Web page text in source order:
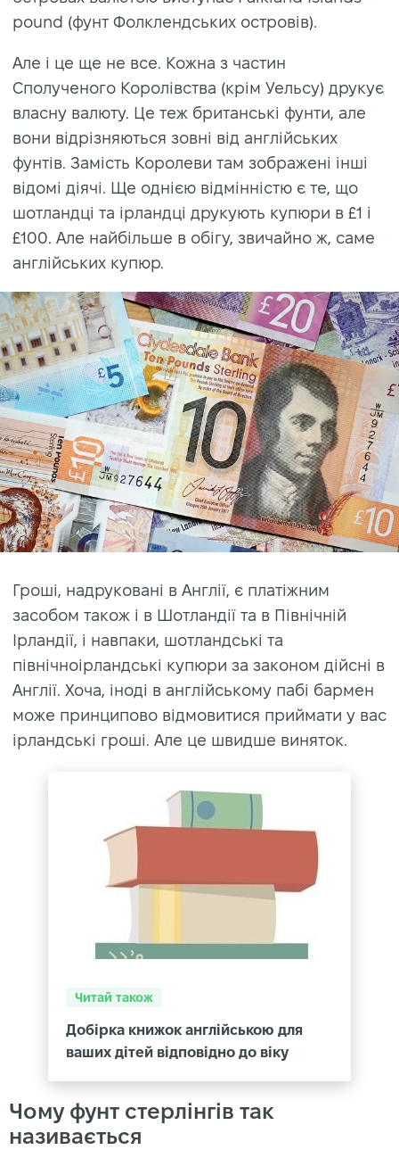
pound (фунт Фолклендських островів).
Але і це ще не все. Кожна з частин
Сполученого Королівства (крім Уельсу) друкує
власну валюту. Це теж британські фунти, але
вони відрізняються зовні від англійських
фунтів. Замість Королеви там зображені інші
відомі діячі. Ще однією відмінністю є те, що
шотландці та ірландці друкують купюри в £1 і
£100. Але найбільше в обігу, звичайно ж, саме
англійських купюр.
Гроші, надруковані в Англії, є платіжним
засобом також і в Шотландії та в Північній
Ірландії, і навпаки, шотландські та
північноірландські купюри за законом дійсні в
Англії. Хоча, іноді в англійському пабі бармен
може принципово відмовитися приймати у вас
ірландські гроші. Але це швидше виняток.
Читай також
Добірка книжок англійською для
ваших дітей відповідно до віку
Чому фунт стерлінгів так
називається